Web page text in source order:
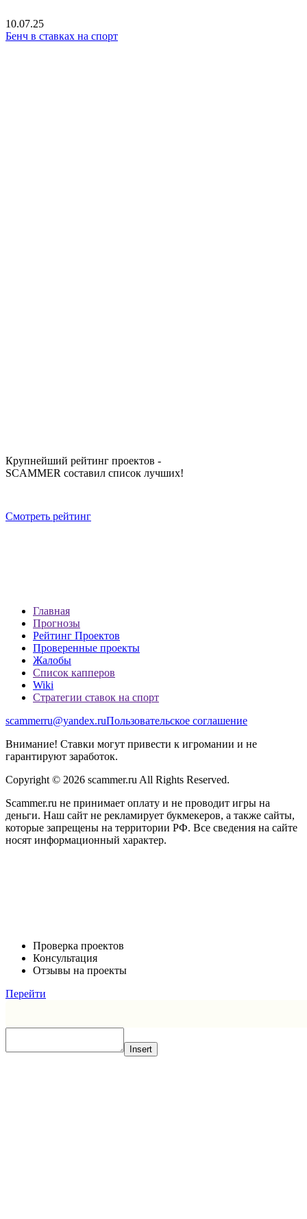
10.07.25
Бенч в ставках на спорт
Крупнейший рейтинг проектов -
SCAMMER составил список лучших!
Смотреть рейтинг
Главная
Прогнозы
Рейтинг Проектов
Проверенные проекты
Жалобы
Список капперов
Wiki
Стратегии ставок на спорт
scammerru@yandex.ruПользовательское соглашение
Внимание! Ставки могут привести к игромании и не
гарантируют заработок.
Copyright © 2026 scammer.ru All Rights Reserved.
Scammer.ru не принимает оплату и не проводит игры на
деньги. Наш сайт не рекламирует букмекеров, а также сайты,
которые запрещены на территории РФ. Все сведения на сайте
носят информационный характер.
Проверка проектов
Консультация
Отзывы на проекты
Перейти
Insert